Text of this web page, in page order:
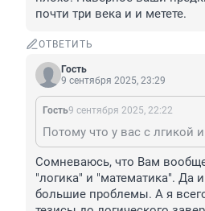
почти три века и и метете.
ОТВЕТИТЬ
Гость
9 сентября 2025, 23:29
Гость9 сентября 2025, 22:22
Сомневаюсь, что Вам
"логика" и "математика". Да
большие проблемы. А я